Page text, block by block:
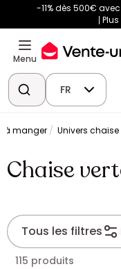
-11% dès 500€ avec
Menu
FR
à manger Univers
Chaise
Tous les filtres
115 produits